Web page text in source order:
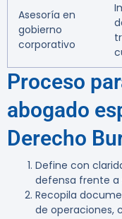
Asesoría en
gobierno
corporativo
Proceso
abogado
Derecho
Define con
defensa frente a
Recopila
de operaciones,